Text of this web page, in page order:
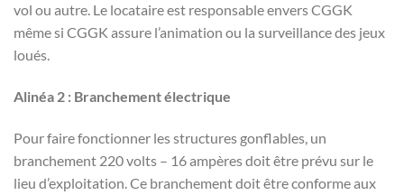
vol ou autre. Le locataire est responsable envers CGGK
même si CGGK assure l’animation ou la surveillance des jeux
loués.
Alinéa 2 : Branchement électrique
Pour faire fonctionner les structures gonflables, un
branchement 220 volts – 16 ampères doit être prévu sur le
lieu d’exploitation. Ce branchement doit être conforme aux